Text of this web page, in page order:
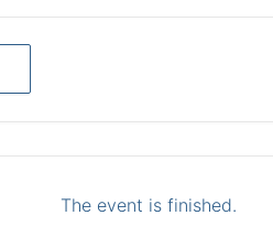
The event is finished.